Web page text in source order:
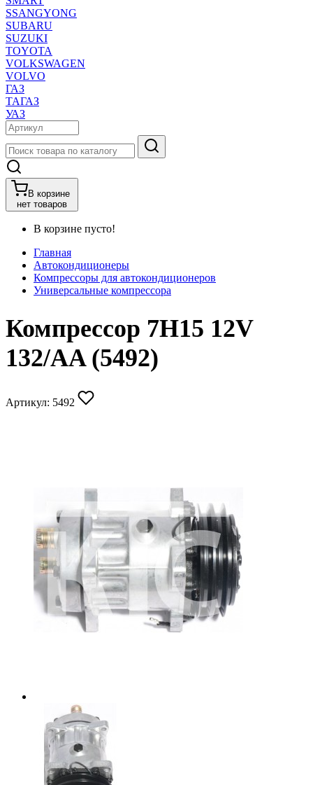
SSANGYONG
SUBARU
SUZUKI
TOYOTA
VOLKSWAGEN
VOLVO
ГАЗ
ТАГАЗ
УАЗ
В корзине
нет товаров
В корзине пусто!
Главная
Автокондиционеры
Компрессоры для автокондиционеров
Универсальные компрессора
Компрессор 7H15 12V
132/AA (5492)
Артикул: 5492